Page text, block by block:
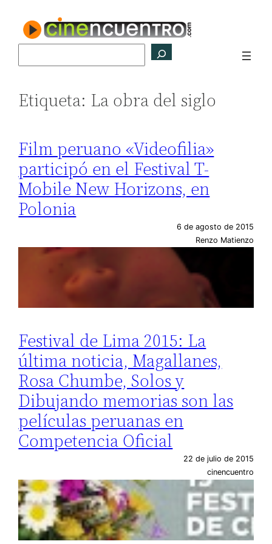
contenido
Etiqueta: La obra del siglo
Film peruano «Videofilia»
participó en el Festival T-
Mobile New Horizons, en
Polonia
6 de agosto de 2015
Renzo Matienzo
Festival de Lima 2015: La
última noticia, Magallanes,
Rosa Chumbe, Solos y
Dibujando memorias son las
películas peruanas en
Competencia Oficial
22 de julio de 2015
cinencuentro